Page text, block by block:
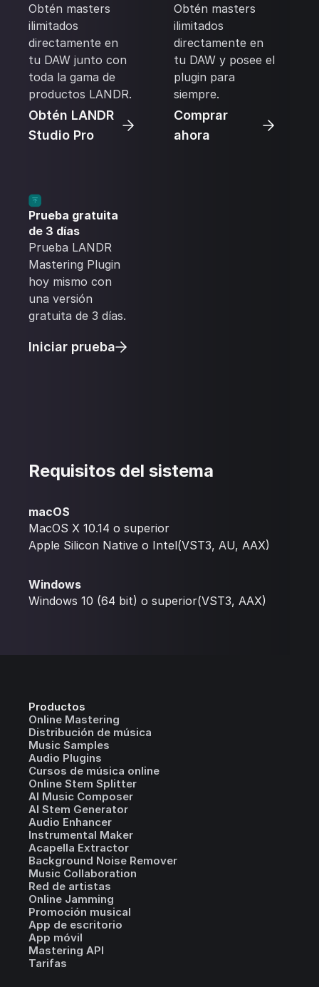
Obtén masters
ilimitados
directamente en
tu DAW junto con
toda la gama de
productos LANDR.
Obtén LANDR
Studio Pro
Obtén masters
ilimitados
directamente en
tu DAW y posee el
plugin para
siempre.
Comprar
ahora
Prueba gratuita
de 3 días
Prueba LANDR
Mastering Plugin
hoy mismo con
una versión
gratuita de 3 días.
Iniciar prueba
Requisitos del sistema
macOS
MacOS X 10.14 o superior
Apple Silicon Native o Intel(VST3, AU, AAX)
Windows
Windows 10 (64 bit) o superior(VST3, AAX)
Productos
Online Mastering
Distribución de música
Music Samples
Audio Plugins
Cursos de música online
Online Stem Splitter
AI Music Composer
AI Stem Generator
Audio Enhancer
Instrumental Maker
Acapella Extractor
Background Noise Remover
Music Collaboration
Red de artistas
Online Jamming
Promoción musical
App de escritorio
App móvil
Mastering API
Tarifas